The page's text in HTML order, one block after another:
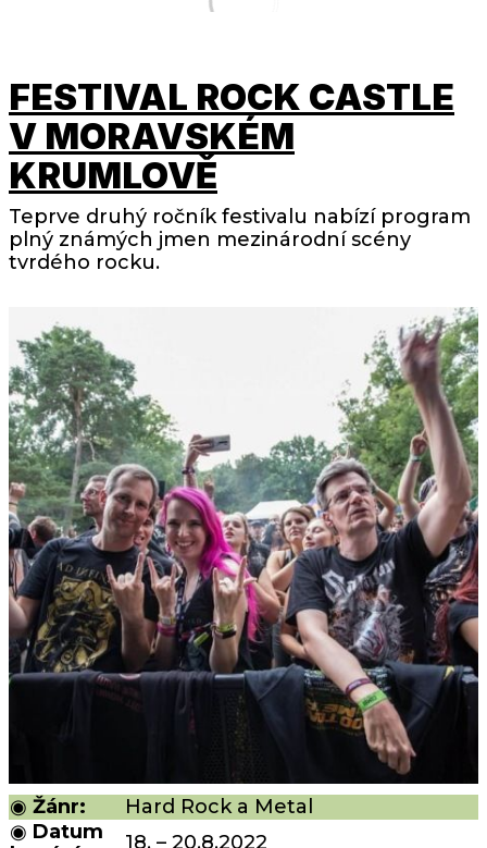
FESTIVAL ROCK CASTLE
V MORAVSKÉM
KRUMLOVĚ
Teprve druhý ročník festivalu nabízí program
plný známých jmen mezinárodní scény
tvrdého rocku.
◉ Žánr:
Hard Rock a Metal
◉ Datum
18. – 20.8.2022